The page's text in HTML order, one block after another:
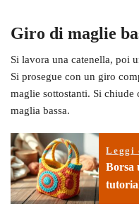
Giro di maglie
Si lavora una catenella, poi
Si prosegue con un giro
maglie sottostanti. Si chiude
maglia bassa.
Leggi
Borsa